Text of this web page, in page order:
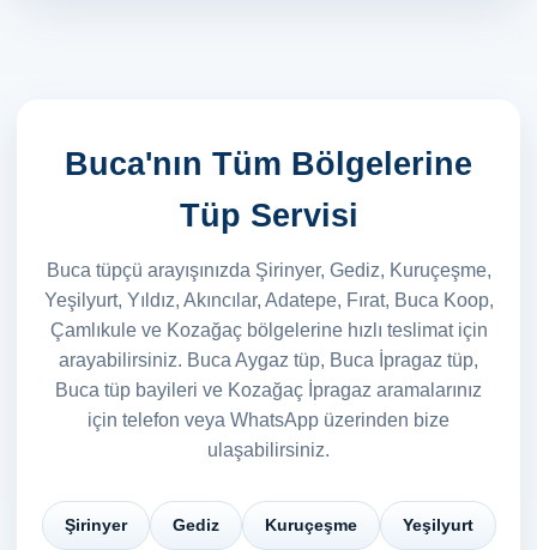
Buca'nın Tüm Bölgelerine
Tüp Servisi
Buca tüpçü arayışınızda Şirinyer, Gediz, Kuruçeşme,
Yeşilyurt, Yıldız, Akıncılar, Adatepe, Fırat, Buca Koop,
Çamlıkule ve Kozağaç bölgelerine hızlı teslimat için
arayabilirsiniz. Buca Aygaz tüp, Buca İpragaz tüp,
Buca tüp bayileri ve Kozağaç İpragaz aramalarınız
için telefon veya WhatsApp üzerinden bize
ulaşabilirsiniz.
Şirinyer Gediz Kuruçeşme Yeşilyurt